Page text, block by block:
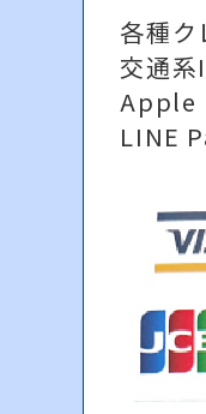
各種ク
交通系
Apple
LINE